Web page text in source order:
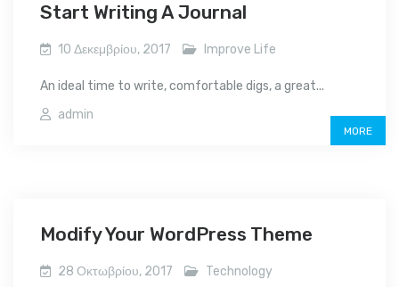
Start Writing A Journal
10 Δεκεμβρίου, 2017 Improve Life
An ideal time to write, comfortable digs, a great...
admin
MORE
Modify Your WordPress Theme
28 Οκτωβρίου, 2017 Technology